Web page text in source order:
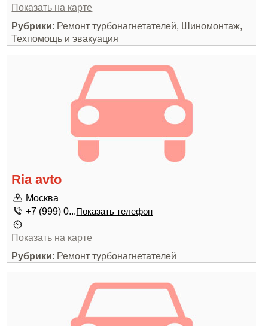
Показать на карте
Рубрики: Ремонт турбонагнетателей, Шиномонтаж,
Техпомощь и эвакуация
Ria avto
Москва
+7 (999) 0...Показать телефон
Показать на карте
Рубрики: Ремонт турбонагнетателей